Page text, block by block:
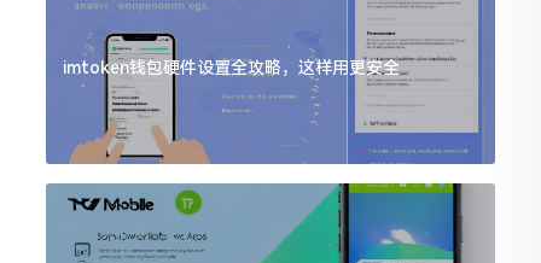
imtoken钱包硬件设置全攻略，这样用更安全